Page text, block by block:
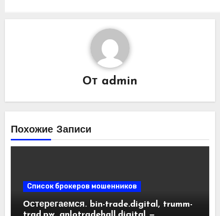
От admin
Похожие Записи
Список брокеров мошенников
Остерегаемся. bin-trade.digital, trumm-